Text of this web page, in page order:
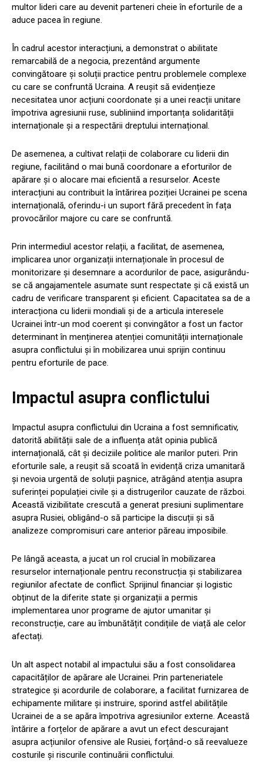
multor lideri care au devenit parteneri cheie în eforturile de a
aduce pacea în regiune.
În cadrul acestor interacțiuni, a demonstrat o abilitate
remarcabilă de a negocia, prezentând argumente
convingătoare și soluții practice pentru problemele complexe
cu care se confruntă Ucraina. A reușit să evidențieze
necesitatea unor acțiuni coordonate și a unei reacții unitare
împotriva agresiunii ruse, subliniind importanța solidarității
internaționale și a respectării dreptului internațional.
De asemenea, a cultivat relații de colaborare cu liderii din
regiune, facilitând o mai bună coordonare a eforturilor de
apărare și o alocare mai eficientă a resurselor. Aceste
interacțiuni au contribuit la întărirea poziției Ucrainei pe scena
internațională, oferindu-i un suport fără precedent în fața
provocărilor majore cu care se confruntă.
Prin intermediul acestor relații, a facilitat, de asemenea,
implicarea unor organizații internaționale în procesul de
monitorizare și desemnare a acordurilor de pace, asigurându-
se că angajamentele asumate sunt respectate și că există un
cadru de verificare transparent și eficient. Capacitatea sa de a
interacționa cu liderii mondiali și de a articula interesele
Ucrainei într-un mod coerent și convingător a fost un factor
determinant în menținerea atenției comunității internaționale
asupra conflictului și în mobilizarea unui sprijin continuu
pentru eforturile de pace.
Impactul asupra conflictului
Impactul asupra conflictului din Ucraina a fost semnificativ,
datorită abilității sale de a influența atât opinia publică
internațională, cât și deciziile politice ale marilor puteri. Prin
eforturile sale, a reușit să scoată în evidență criza umanitară
și nevoia urgentă de soluții pașnice, atrăgând atenția asupra
suferinței populației civile și a distrugerilor cauzate de război.
Această vizibilitate crescută a generat presiuni suplimentare
asupra Rusiei, obligând-o să participe la discuții și să
analizeze compromisuri care anterior păreau imposibile.
Pe lângă aceasta, a jucat un rol crucial în mobilizarea
resurselor internaționale pentru reconstrucția și stabilizarea
regiunilor afectate de conflict. Sprijinul financiar și logistic
obținut de la diferite state și organizații a permis
implementarea unor programe de ajutor umanitar și
reconstrucție, care au îmbunătățit condițiile de viață ale celor
afectați.
Un alt aspect notabil al impactului său a fost consolidarea
capacităților de apărare ale Ucrainei. Prin parteneriatele
strategice și acordurile de colaborare, a facilitat furnizarea de
echipamente militare și instruire, sporind astfel abilitățile
Ucrainei de a se apăra împotriva agresiunilor externe. Această
întărire a forțelor de apărare a avut un efect descurajant
asupra acțiunilor ofensive ale Rusiei, forțând-o să reevalueze
costurile și riscurile continuării conflictului.